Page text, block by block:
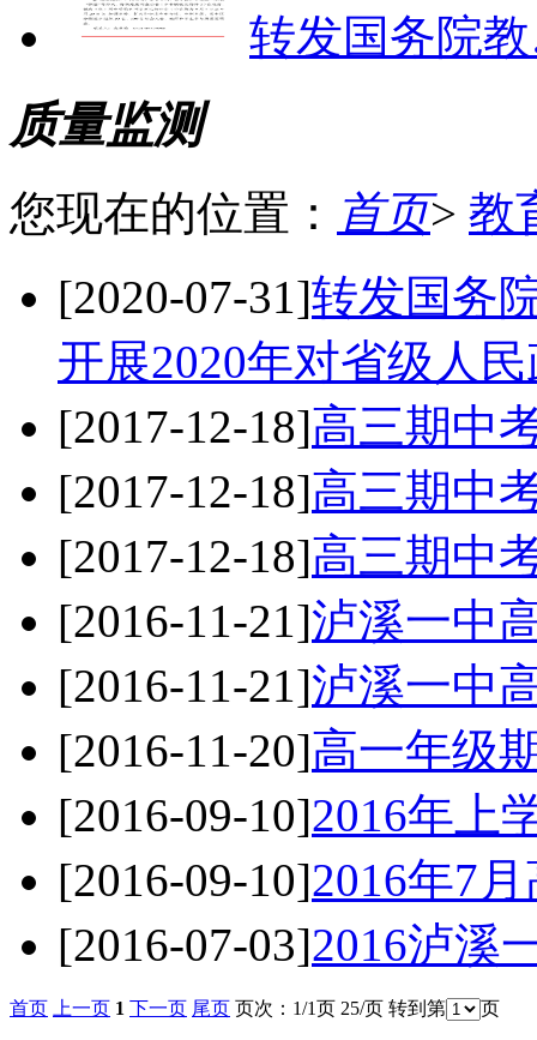
转发国务院
质量监测
您现在的位置： 首页> 教
[2020-07-31]转发国务
开展2020年对省级人
[2017-12-18]高三期中
[2017-12-18]高三期中
[2017-12-18]高三期中
[2016-11-21]泸溪一中
[2016-11-21]泸溪一中
[2016-11-20]高一年级
[2016-09-10]2016年上
[2016-09-10]2016年7
[2016-07-03]2016泸溪
首页 上一页 1 下一页 尾页 页次：1/1页 25/页 转到第 页